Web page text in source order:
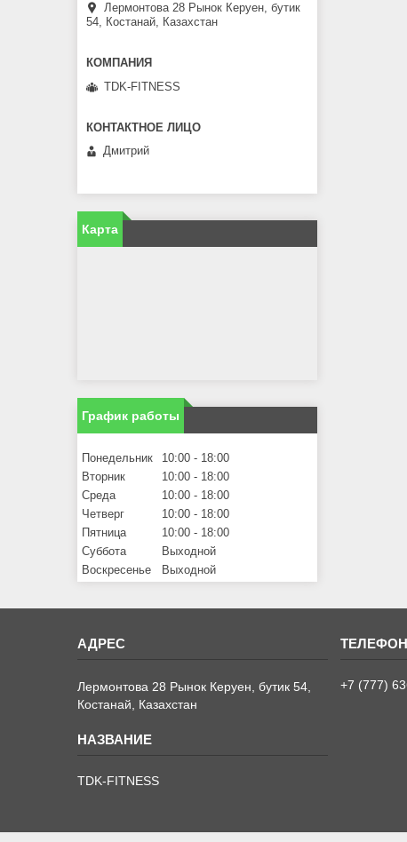
Лермонтова 28 Рынок Керуен, бутик
54, Костанай, Казахстан
TDK-FITNESS
Дмитрий
Карта
График работы
Понедельник 10:00
18:00
Вторник
10:00
18:00
Среда
10:00
18:00
Четверг
10:00
18:00
Пятница
10:00
18:00
Суббота
Выходной
Воскресенье
Выходной
Лермонтова 28 Рынок Керуен, бутик 54,
Костанай, Казахстан
TDK-FITNESS
+7 (777)